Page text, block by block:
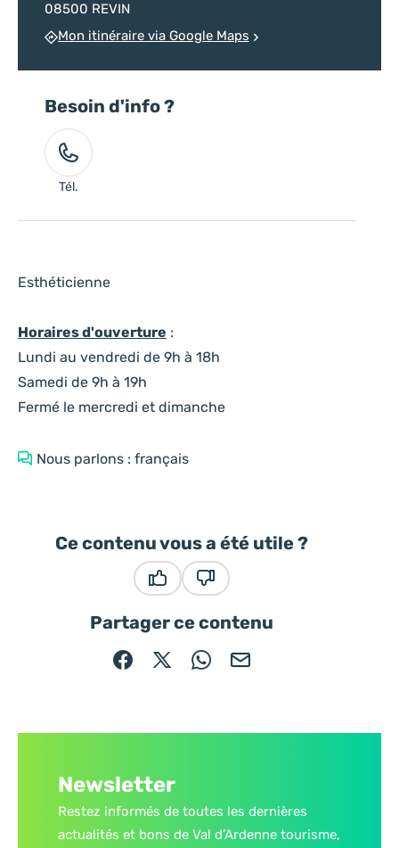
Esthéticienne
Horaires d'ouverture :
Lundi au vendredi de 9h à 18h
Samedi de 9h à 19h
Fermé le mercredi et dimanche
Nous parlons : français
08500 REVIN
Mon itinéraire via Google Maps
Besoin d'info ?
Tél.
Ce contenu vous a été utile ?
Partager ce contenu
Partager sur Facebook (nouvelle fenêtre)
Partager sur X / Twitter (nouvelle
Partager sur WhatsApp
Partager par mail
Newsletter
Restez informés de toutes les dernières
actualités et bons de Val d’Ardenne tourisme,